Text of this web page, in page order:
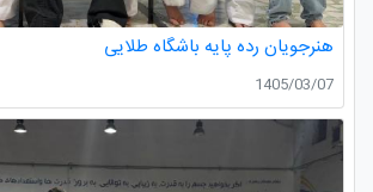
هنرجویان رده پایه باشگاه طلایی
1405/03/07